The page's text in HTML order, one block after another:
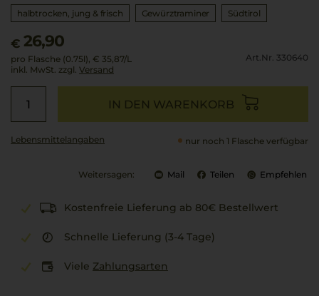
halbtrocken, jung & frisch
Gewürztraminer Südtirol
€ 26,90
pro Flasche (0.75l), € 35,87/L
inkl. MwSt. zzgl. Versand
Art.Nr. 330640
IN DEN WARENKORB
Lebensmittel­angaben nur noch 1 Flasche verfügbar
Weitersagen: Mail Teilen Empfehlen
Kostenfreie Lieferung ab 80€ Bestellwert
Schnelle Lieferung (3-4 Tage)
Viele Zahlungsarten